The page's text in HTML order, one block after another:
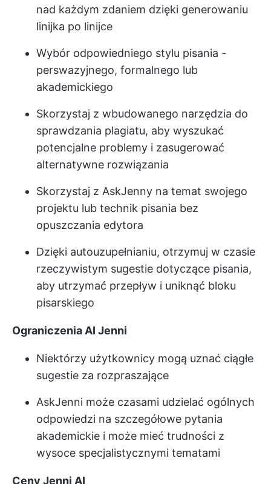
nad każdym zdaniem dzięki generowaniu
linijka po linijce
Wybór odpowiedniego stylu pisania -
perswazyjnego, formalnego lub
akademickiego
Skorzystaj z wbudowanego narzędzia do
sprawdzania plagiatu, aby wyszukać
potencjalne problemy i zasugerować
alternatywne rozwiązania
Skorzystaj z AskJenny na temat swojego
projektu lub technik pisania bez
opuszczania edytora
Dzięki autouzupełnianiu, otrzymuj w czasie
rzeczywistym sugestie dotyczące pisania,
aby utrzymać przepływ i uniknąć bloku
pisarskiego
Ograniczenia AI Jenni
Niektórzy użytkownicy mogą uznać ciągłe
sugestie za rozpraszające
AskJenni może czasami udzielać ogólnych
odpowiedzi na szczegółowe pytania
akademickie i może mieć trudności z
wysoce specjalistycznymi tematami
Ceny Jenni AI